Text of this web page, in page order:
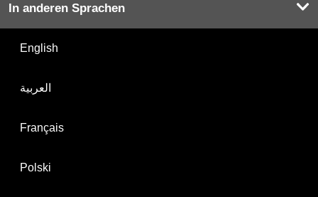
In anderen Sprachen
English
العربية
Français
Polski